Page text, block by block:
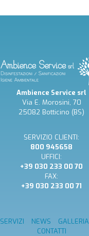
Ambience Service srl
Via E. Morosini, 70
25082 Botticino (BS)
SERVIZIO CLIENTI:
800 945658
UFFICI:
+39 030 233 00 70
FAX:
+39 030 233 00 71
SERVIZI NEWS GALLERIA
CONTATTI